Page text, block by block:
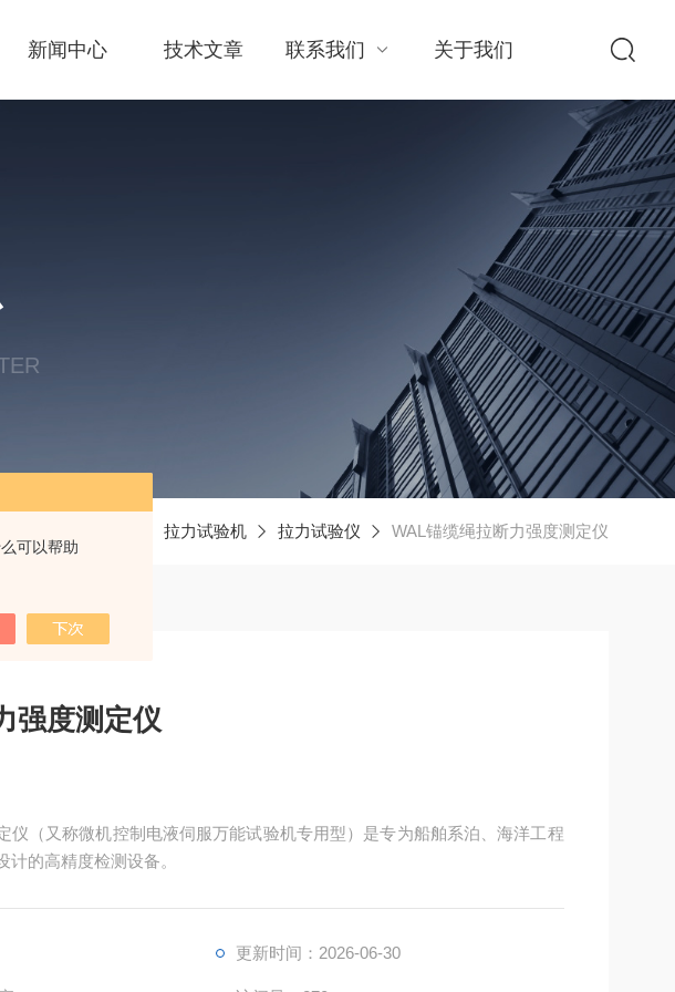
可以帮助
新闻中心 技术文章 联系我们 关于我们
拉力试验机 拉力试验仪 WAL锚缆绳拉断力强度测定仪
强度测定仪
仪（又称微机控制电液伺服万能试验机专用型）是专为船舶系泊、海洋工程
的高精度检测设备。
更新时间：2026-06-30